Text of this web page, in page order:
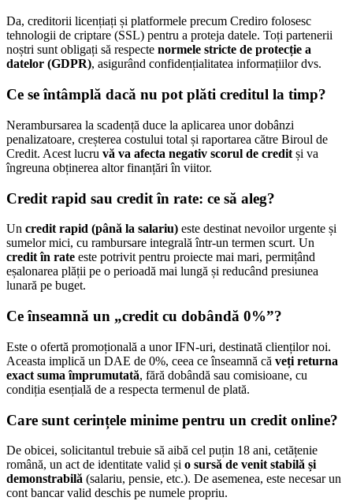
Da, creditorii licențiați și platformele precum Crediro folosesc
tehnologii de criptare (SSL) pentru a proteja datele. Toți partenerii
noștri sunt obligați să respecte normele stricte de protecție a
datelor (GDPR), asigurând confidențialitatea informațiilor dvs.
Ce se întâmplă dacă nu pot plăti creditul la timp?
Nerambursarea la scadență duce la aplicarea unor dobânzi
penalizatoare, creșterea costului total și raportarea către Biroul de
Credit. Acest lucru vă va afecta negativ scorul de credit și va
îngreuna obținerea altor finanțări în viitor.
Credit rapid sau credit în rate: ce să aleg?
Un credit rapid (până la salariu) este destinat nevoilor urgente și
sumelor mici, cu rambursare integrală într-un termen scurt. Un
credit în rate este potrivit pentru proiecte mai mari, permițând
eșalonarea plății pe o perioadă mai lungă și reducând presiunea
lunară pe buget.
Ce înseamnă un „credit cu dobândă 0%”?
Este o ofertă promoțională a unor IFN-uri, destinată clienților noi.
Aceasta implică un DAE de 0%, ceea ce înseamnă că veți returna
exact suma împrumutată, fără dobândă sau comisioane, cu
condiția esențială de a respecta termenul de plată.
Care sunt cerințele minime pentru un credit online?
De obicei, solicitantul trebuie să aibă cel puțin 18 ani, cetățenie
română, un act de identitate valid și o sursă de venit stabilă și
demonstrabilă (salariu, pensie, etc.). De asemenea, este necesar un
cont bancar valid deschis pe numele propriu.